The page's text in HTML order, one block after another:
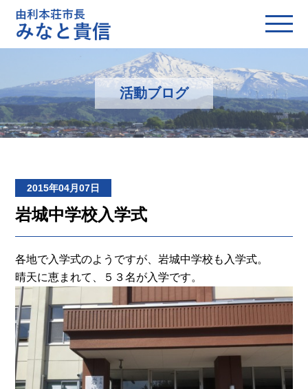
活動ブログ
2015年04月07日
岩城中学校入学式
各地で入学式のようですが、岩城中学校も入学式。
晴天に恵まれて、５３名が入学です。